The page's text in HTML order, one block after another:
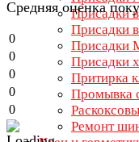
Присадки
Присадки
Присадки
Притирка
Промывка
Ремонт
Средняя оценка
0
0
0
0
0